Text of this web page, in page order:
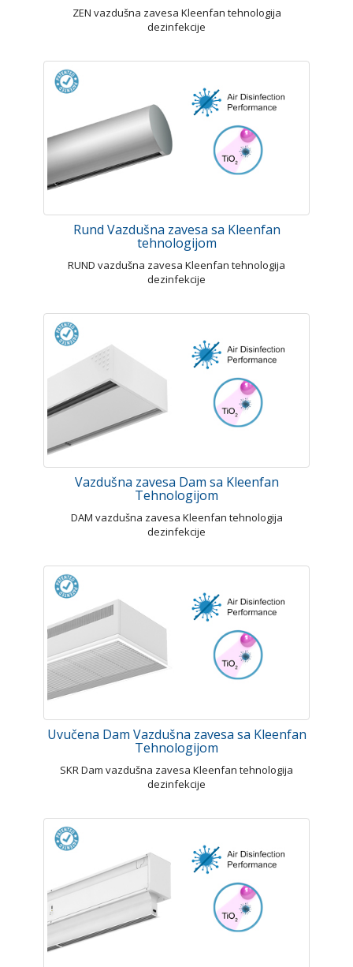
ZEN vazdušna zavesa Kleenfan tehnologija
dezinfekcije
Rund Vazdušna zavesa sa Kleenfan
tehnologijom
RUND vazdušna zavesa Kleenfan tehnologija
dezinfekcije
Vazdušna zavesa Dam sa Kleenfan
Tehnologijom
DAM vazdušna zavesa Kleenfan tehnologija
dezinfekcije
Uvučena Dam Vazdušna zavesa sa Kleenfan
Tehnologijom
SKR Dam vazdušna zavesa Kleenfan tehnologija
dezinfekcije